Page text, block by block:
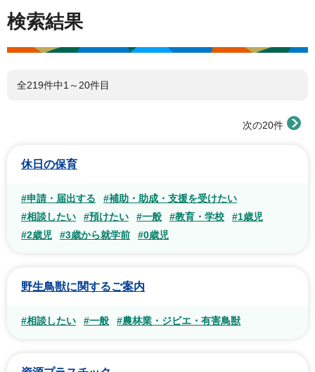
検索結果
全219件中1～20件目
次の20件
休日の保育
#申請・届出する
#補助・助成・支援を受けたい
#相談したい
#預けたい #一般 #教育・学校
#1歳児
#2歳児
#3歳から就学前 #0歳児
野生鳥獣に関するご案内
#相談したい #一般 #農林業・ジビエ・有害鳥獣